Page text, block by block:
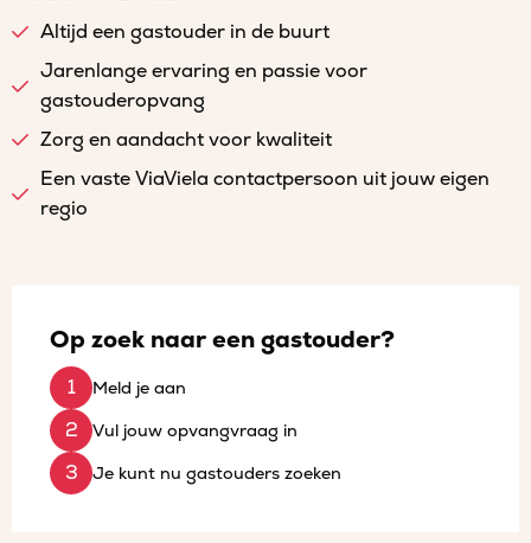
Altijd een gastouder in de buurt
Jarenlange ervaring en passie voor
gastouderopvang
Zorg en aandacht voor kwaliteit
Een vaste ViaViela contactpersoon uit jouw eigen
regio
Op zoek naar een gastouder?
Meld je aan
Vul jouw opvangvraag in
Je kunt nu gastouders zoeken